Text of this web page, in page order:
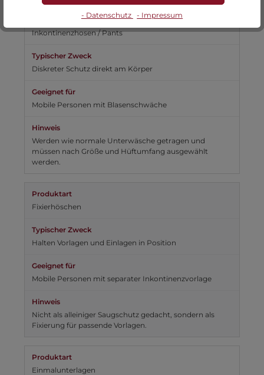
Inkontinenzhosen / Pants
Diskreter Schutz direkt am Körper
Mobile Personen mit Blasenschwäche
Werden wie normale Unterwäsche getragen und
müssen nach Größe und Hüftumfang ausgewählt
werden.
Fixierhöschen
Halten Vorlagen und Einlagen in Position
Mobile Personen mit separater Inkontinenzvorlage
Nicht als alleiniger Saugschutz gedacht, sondern als
Fixierung für passende Vorlagen.
Einmalunterlagen
- Datenschutz - Impressum